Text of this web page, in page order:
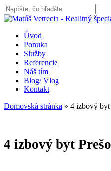
Skip
to
content
Close
Menu
Úvod
Ponuka
Služby
Referencie
Náš tím
Blog/ Vlog
Kontakt
Domovská stránka » 4 izbový byt
4 izbový byt